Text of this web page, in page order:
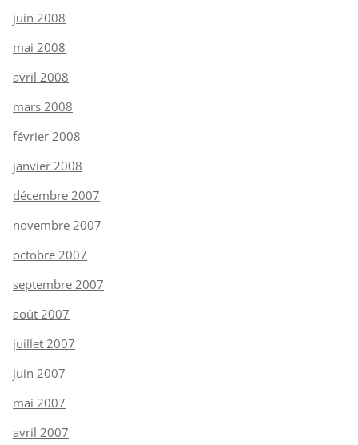
juin 2008
mai 2008
avril 2008
mars 2008
février 2008
janvier 2008
décembre 2007
novembre 2007
octobre 2007
septembre 2007
août 2007
juillet 2007
juin 2007
mai 2007
avril 2007